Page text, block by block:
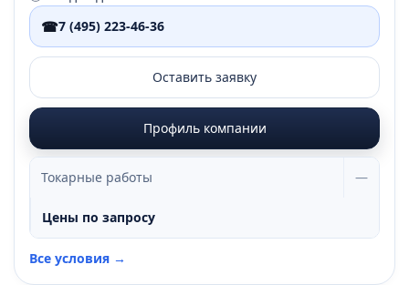
☎7 (495) 223-46-36
Оставить заявку
Профиль компании
Токарные работы —
Цены по запросу
Все условия →